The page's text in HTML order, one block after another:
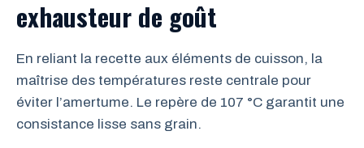
exhausteur de goût
En reliant la recette aux éléments de cuisson, la
maîtrise des températures reste centrale pour
éviter l’amertume. Le repère de 107 °C garantit une
consistance lisse sans grain.